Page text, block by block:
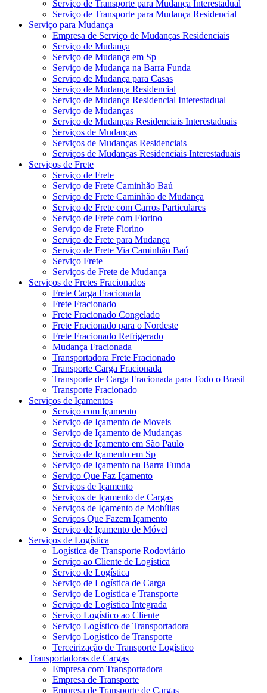
Serviço de Transporte para Mudança Interestadual
Serviço de Transporte para Mudança Residencial
Serviço para Mudança
Empresa de Serviço de Mudanças Residenciais
Serviço de Mudança
Serviço de Mudança em Sp
Serviço de Mudança na Barra Funda
Serviço de Mudança para Casas
Serviço de Mudança Residencial
Serviço de Mudança Residencial Interestadual
Serviço de Mudanças
Serviço de Mudanças Residenciais Interestaduais
Serviços de Mudanças
Serviços de Mudanças Residenciais
Serviços de Mudanças Residenciais Interestaduais
Serviços de Frete
Serviço de Frete
Serviço de Frete Caminhão Baú
Serviço de Frete Caminhão de Mudança
Serviço de Frete com Carros Particulares
Serviço de Frete com Fiorino
Serviço de Frete Fiorino
Serviço de Frete para Mudança
Serviço de Frete Via Caminhão Baú
Serviço Frete
Serviços de Frete de Mudança
Serviços de Fretes Fracionados
Frete Carga Fracionada
Frete Fracionado
Frete Fracionado Congelado
Frete Fracionado para o Nordeste
Frete Fracionado Refrigerado
Mudança Fracionada
Transportadora Frete Fracionado
Transporte Carga Fracionada
Transporte de Carga Fracionada para Todo o Brasil
Transporte Fracionado
Serviços de Içamentos
Serviço com Içamento
Serviço de Içamento de Moveis
Serviço de Içamento de Mudanças
Serviço de Içamento em São Paulo
Serviço de Içamento em Sp
Serviço de Içamento na Barra Funda
Serviço Que Faz Içamento
Serviços de Içamento
Serviços de Içamento de Cargas
Serviços de Içamento de Mobílias
Serviços Que Fazem Içamento
Serviço de Içamento de Móvel
Serviços de Logística
Logística de Transporte Rodoviário
Serviço ao Cliente de Logística
Serviço de Logística
Serviço de Logística de Carga
Serviço de Logística e Transporte
Serviço de Logística Integrada
Serviço Logístico ao Cliente
Serviço Logístico de Transportadora
Serviço Logístico de Transporte
Terceirização de Transporte Logístico
Transportadoras de Cargas
Empresa com Transportadora
Empresa de Transporte
Empresa de Transporte de Cargas